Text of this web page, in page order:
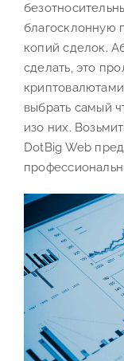
благосклонную
копий сделок.
сделать, это
выбрать самый
изо них.
DotBig Web